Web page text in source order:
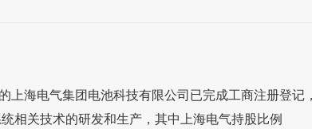
海电气集团电池科技有限公司已完成工商注册登记
相关技术的研发和生产，其中上海电气持股比例